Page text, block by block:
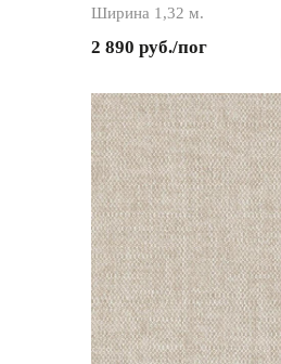
Ширина 1,32 м.
2 890 руб./пог